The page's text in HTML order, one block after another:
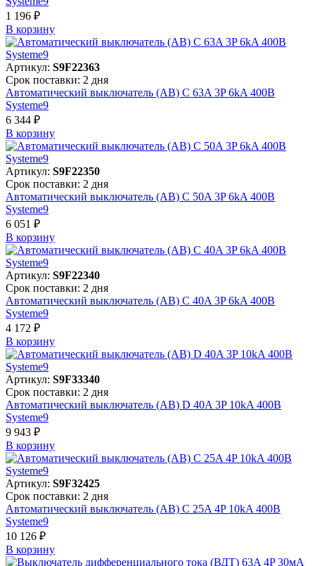
1 196 ₽
В корзинy
Артикул: S9F22363
Срок поставки: 2 дня
Автоматический выключатель (АВ) C 63A 3P 6kA 400В
Systeme9
6 344 ₽
В корзинy
Артикул: S9F22350
Срок поставки: 2 дня
Автоматический выключатель (АВ) C 50A 3P 6kA 400В
Systeme9
6 051 ₽
В корзинy
Артикул: S9F22340
Срок поставки: 2 дня
Автоматический выключатель (АВ) C 40A 3P 6kA 400В
Systeme9
4 172 ₽
В корзинy
Артикул: S9F33340
Срок поставки: 2 дня
Автоматический выключатель (АВ) D 40A 3P 10kA 400В
Systeme9
9 943 ₽
В корзинy
Артикул: S9F32425
Срок поставки: 2 дня
Автоматический выключатель (АВ) C 25A 4P 10kA 400В
Systeme9
10 126 ₽
В корзинy